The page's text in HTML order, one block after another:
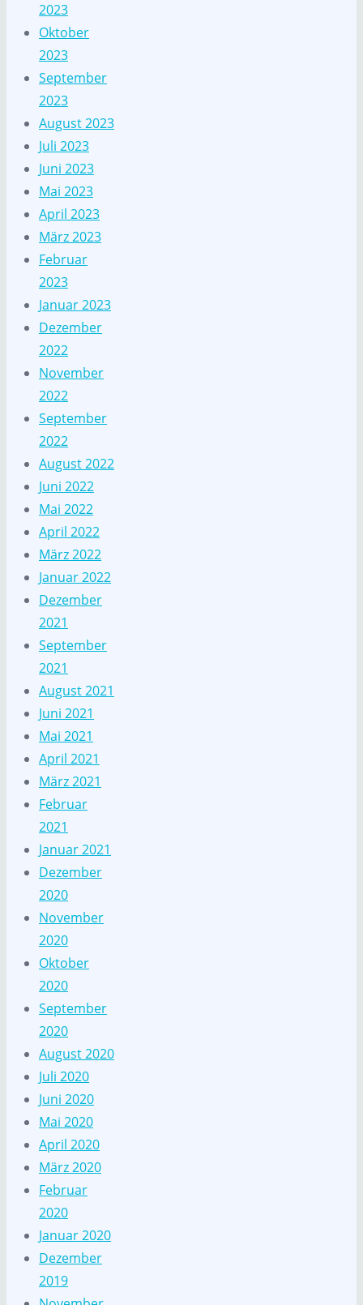
2023
Oktober
2023
September
2023
August 2023
Juli 2023
Juni 2023
Mai 2023
April 2023
März 2023
Februar
2023
Januar 2023
Dezember
2022
November
2022
September
2022
August 2022
Juni 2022
Mai 2022
April 2022
März 2022
Januar 2022
Dezember
2021
September
2021
August 2021
Juni 2021
Mai 2021
April 2021
März 2021
Februar
2021
Januar 2021
Dezember
2020
November
2020
Oktober
2020
September
2020
August 2020
Juli 2020
Juni 2020
Mai 2020
April 2020
März 2020
Februar
2020
Januar 2020
Dezember
2019